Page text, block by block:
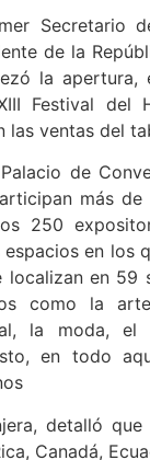
Secretario
de la
la apertura,
Festival del
las ventas del
de
más de
250
espacios en los
localizan en 59
como la
la moda, el
en todo
detalló
Canadá,